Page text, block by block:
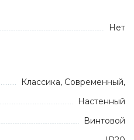
Нет
Классика, Современный,
Настенный
Винтовой